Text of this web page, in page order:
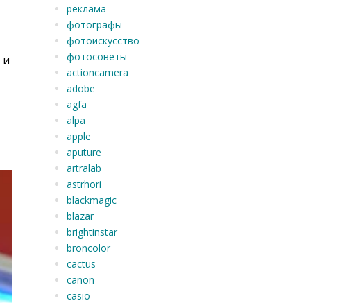
и
реклама
фотографы
фотоискусство
фотосоветы
actioncamera
adobe
agfa
alpa
apple
aputure
artralab
astrhori
blackmagic
blazar
brightinstar
broncolor
cactus
canon
casio